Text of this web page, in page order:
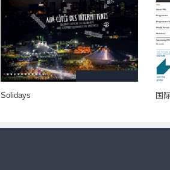
Solidays 国